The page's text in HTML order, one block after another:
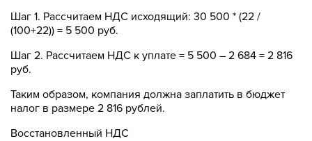
Шаг 1. Рассчитаем НДС исходящий: 30 500 * (22 /
(100+22)) = 5 500 руб.
Шаг 2. Рассчитаем НДС к уплате = 5 500 – 2 684 = 2 816
руб.
Таким образом, компания должна заплатить в бюджет
налог в размере 2 816 рублей.
Восстановленный НДС